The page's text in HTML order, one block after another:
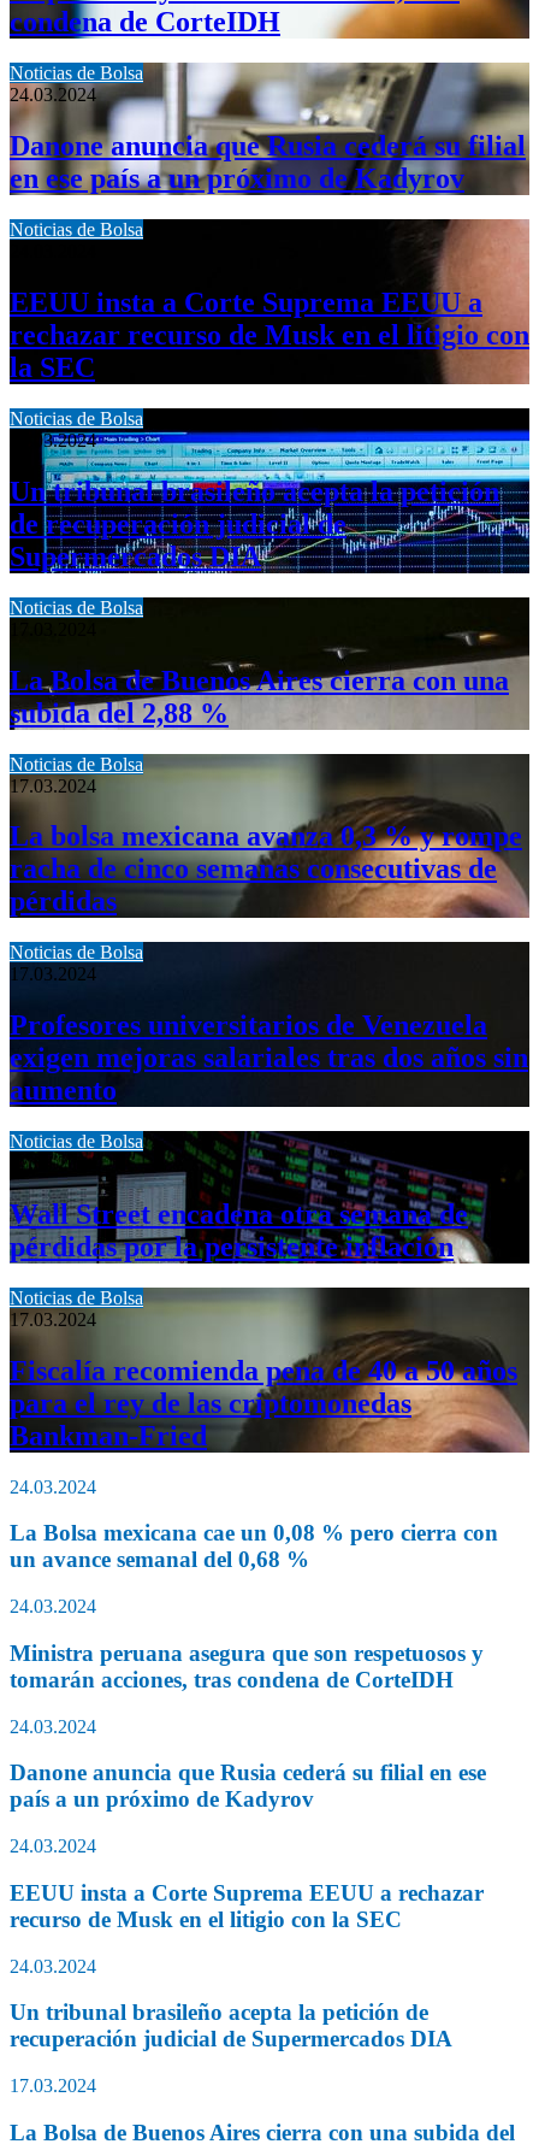
condena de CorteIDH
Noticias de Bolsa
24.03.2024
Danone anuncia que Rusia cederá su filial
en ese país a un próximo de Kadyrov
Noticias de Bolsa
EEUU insta a Corte Suprema EEUU a
rechazar recurso de Musk en el litigio con
la SEC
Noticias de Bolsa
24.03.2024
Un tribunal brasileño acepta la petición
de recuperación judicial de
Supermercados DIA
Noticias de Bolsa
La Bolsa de Buenos Aires cierra con una
subida del 2,88 %
Noticias de Bolsa
17.03.2024
La bolsa mexicana avanza 0,3 % y rompe
racha de cinco semanas consecutivas de
pérdidas
Noticias de Bolsa
17.03.2024
Profesores universitarios de Venezuela
exigen mejoras salariales tras dos años sin
aumento
Noticias de Bolsa
17.03.2024
Wall Street encadena otra semana de
pérdidas por la persistente inflación
Noticias de Bolsa
17.03.2024
Fiscalía recomienda pena de 40 a 50 años
para el rey de las criptomonedas
Bankman-Fried
24.03.2024
La Bolsa mexicana cae un 0,08 % pero cierra con
un avance semanal del 0,68 %
24.03.2024
Ministra peruana asegura que son respetuosos y
tomarán acciones, tras condena de CorteIDH
24.03.2024
Danone anuncia que Rusia cederá su filial en ese
país a un próximo de Kadyrov
24.03.2024
EEUU insta a Corte Suprema EEUU a rechazar
recurso de Musk en el litigio con la SEC
24.03.2024
Un tribunal brasileño acepta la petición de
recuperación judicial de Supermercados DIA
17.03.2024
La Bolsa de Buenos Aires cierra con una subida del